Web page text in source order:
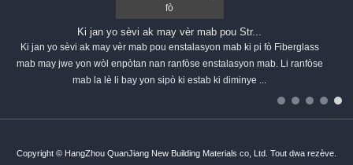
Ki jan yo sèvi ak may vèr mab pou Str...
Ki jan yo sèvi ak may vèr mab pou enstalasyon mab ki pi fò Fiberglass
mab may jwe yon wòl enpòtan nan ranfòse enstalasyon mab. Li ranfòse
mab la lè li bay yon sipò ki estab ki diminye ...
Copyright © HangZhou QuanJiang New Building Materials co, Ltd. Tout dwa rezève.